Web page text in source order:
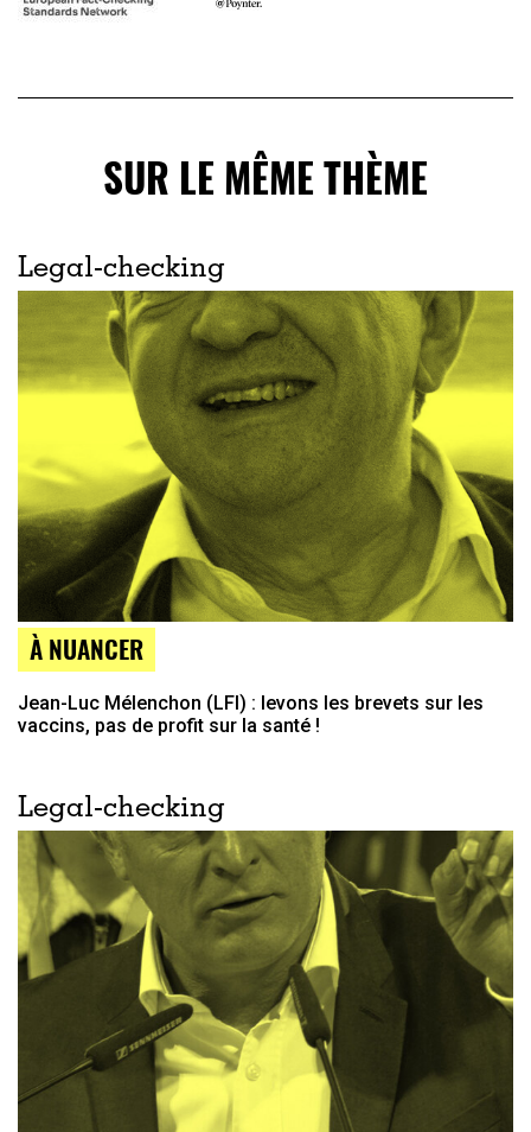
SUR LE MÊME THÈME
Legal-checking
À NUANCER
Jean-Luc Mélenchon (LFI) : levons les brevets sur les
vaccins, pas de profit sur la santé !
Legal-checking